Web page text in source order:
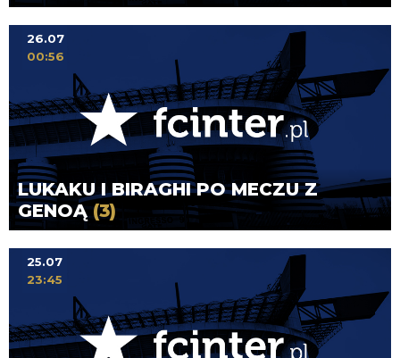
LUKAKU I BIRAGHI PO MECZU Z
GENOĄ(3)
26.07
00:56
25.07
23:45